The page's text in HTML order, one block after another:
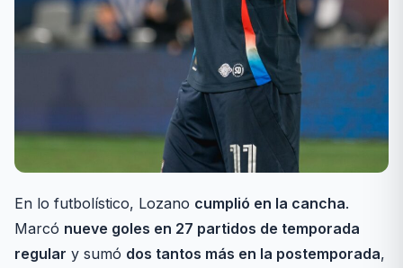
En lo futbolístico, Lozano cumplió en la cancha.
Marcó nueve goles en 27 partidos de temporada
regular y sumó dos tantos más en la postemporada,